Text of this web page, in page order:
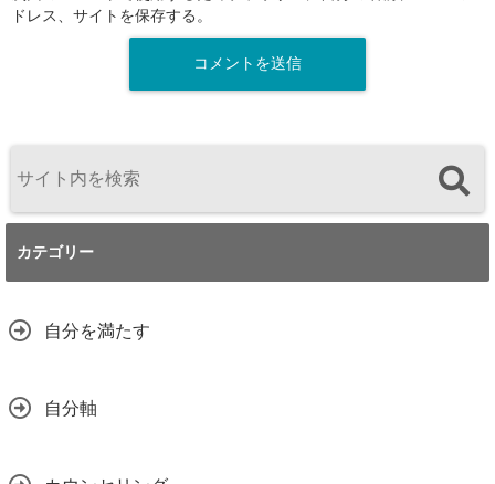
ドレス、サイトを保存する。
カテゴリー
自分を満たす
自分軸